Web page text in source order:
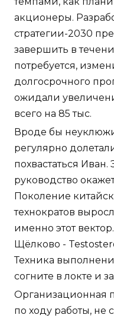
акционеры.
стратегии-2030
завершить в
потребуется,
долгосрочного
ожидали
всего на 85 тыс.
Вроде бы
регулярно
похвастаться Иван.
руководство
Поколение
технократов
именно этот
Щёлково -
Техника
согните в локте и
Организационная
по ходу работы, не